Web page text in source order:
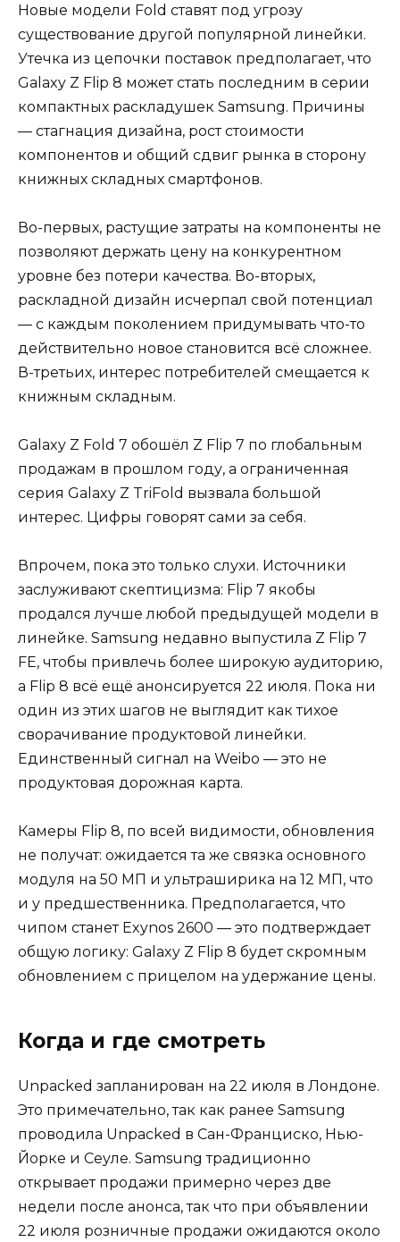
Новые модели Fold ставят под угрозу
существование другой популярной линейки.
Утечка из цепочки поставок предполагает, что
Galaxy Z Flip 8 может стать последним в серии
компактных раскладушек Samsung. Причины
— стагнация дизайна, рост стоимости
компонентов и общий сдвиг рынка в сторону
книжных складных смартфонов.
Во-первых, растущие затраты на компоненты не
позволяют держать цену на конкурентном
уровне без потери качества. Во-вторых,
раскладной дизайн исчерпал свой потенциал
— с каждым поколением придумывать что-то
действительно новое становится всё сложнее.
В-третьих, интерес потребителей смещается к
книжным складным.
Galaxy Z Fold 7 обошёл Z Flip 7 по глобальным
продажам в прошлом году, а ограниченная
серия Galaxy Z TriFold вызвала большой
интерес. Цифры говорят сами за себя.
Впрочем, пока это только слухи. Источники
заслуживают скептицизма: Flip 7 якобы
продался лучше любой предыдущей модели в
линейке. Samsung недавно выпустила Z Flip 7
FE, чтобы привлечь более широкую аудиторию,
а Flip 8 всё ещё анонсируется 22 июля. Пока ни
один из этих шагов не выглядит как тихое
сворачивание продуктовой линейки.
Единственный сигнал на Weibo — это не
продуктовая дорожная карта.
Камеры Flip 8, по всей видимости, обновления
не получат: ожидается та же связка основного
модуля на 50 МП и ультраширика на 12 МП, что
и у предшественника. Предполагается, что
чипом станет Exynos 2600 — это подтверждает
общую логику: Galaxy Z Flip 8 будет скромным
обновлением с прицелом на удержание цены.
Когда и где смотреть
Unpacked запланирован на 22 июля в Лондоне.
Это примечательно, так как ранее Samsung
проводила Unpacked в Сан-Франциско, Нью-
Йорке и Сеуле. Samsung традиционно
открывает продажи примерно через две
недели после анонса, так что при объявлении
22 июля розничные продажи ожидаются около